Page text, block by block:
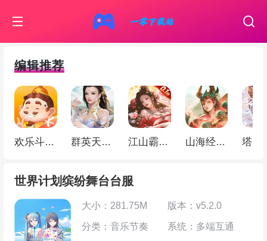
编辑推荐
欢乐斗地主 群英天下（0.05折千元代金） 江山霸主（天天送648） 山海经幻想录（ 1折免费版）
世界计划缤纷舞台台服
大小：281.75M 版本：v5.2.0
分类：音乐节奏 系统：多端互通